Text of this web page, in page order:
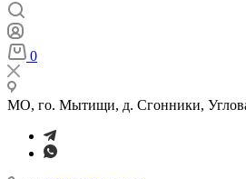
0
МО, го. Мытищи, д. Сгонники,